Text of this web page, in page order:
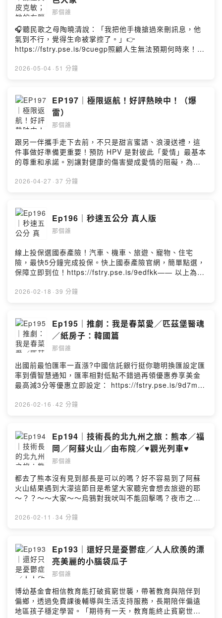
看到我覺得每個人都應該去看一下耶～不完全因為有BTS
的Jin，但包括。這個民宿真的是夢想中的遊樂場，如果不
是Netflix很難想像哪來的財力跟勇氣成就這個節目。「我
覺得怎麼可能～還是小看了」技術長。Jin真的救了這部實
境秀，Superstar那麼親民，事事親力親為，逆來順受。還
在奇案84動搖的時候，捍衛民宿法則～還是世界第一的
帥，真的是找不出缺點的男人耶，只剩單眼皮好挑剔(?)了
Army們擺第一真的是活該那麼紅！留言告訴我你對這一集
的想法：
https://open.firstory.me/user/ckx09c26k0rkw08617yd
m7024/commentsPowered by Firstory Hosting
那個誰
🎧聽民歌之母陶曉清說：「我把他手機搶過來刪訊息，他
氣到不行，覺得生命被掌控了。」👉
https://fstry.pse.is/9cuegp照顧人生無法預期何時來！
點擊連結，讓我們有機會不在照顧困境掙扎。—— 以上為
不知道這樣健不健康，但就是出不去。直到皮克敏。充滿
「儀式感」的皮克敏謝謝皮皮帶我走出來，希望我們可以
在走好長一段我其實一時都會注意跟精神疾病有關的書
籍，尤其是躁鬱症但大部分的書籍都很說教或是難以閱讀
但《她的右腦與粉紅色大象》是一本非常有內容，而且一
看就無法停下來。裡面所有跟躁鬱症有關的描述都讓我心
有戚戚焉，醫病關係、用藥過程也都是熟悉害怕又穿插好
笑我已經在看同一個作者 Nakao Eki Pacidal 《蕉葉與樹
的約定》留言告訴我你對這一集的想法：
2026-05-04 · 51 分鐘
EP197｜極限返航！好評熱映中！（爆
雷）
那個誰
跟另一伴攜手走下去前，不只是甜言蜜語、浪漫送禮，這
件事做好準備更重要！預防 HPV 是對彼此「愛情」最基本
的尊重和承諾。別讓對健康的傷害變成愛情的阻礙，為彼
展現你對愛的承諾。男女1+1 主動防禦HPV(人類乳突病
結果真的是Amaze Amaze Amaze這年頭一個人孤單可
以，但連個狗都沒有就是沒有人權我自願被發射單程到太
空拯救地球，但我想不出有什麼技能可以貢獻的洛基絕對
聲光視覺饗宴可以看電影，完整的極限返航故事可以看小
說。唯一可惜就是電影省略了小說裡太多的小故事。錄一
錄又想四刷了留言告訴我你對這一集的想法：Powered by
2026-04-27 · 37 分鐘
Ep196｜秒速五公分 真人版
那個誰
線上投保選國泰產險！汽車、機車、旅遊、寵物、住宅
險，最快5分鐘完成投保。快上國泰產險官網，簡單點選，
保障立即到位！https://fstry.pse.is/9edfkk—— 以上為
分補完計畫節目開始之前先跟Gemini道個歉...新海誠的動
花落下到底是不是秒速五公分先說，新添加的故事、分
鏡、敘事性都很棒。但那個畫面360p真的不行耶。那個修
圖修瘋了吧主題曲的部分，靈魂神曲：山崎將義〈One
more time, One more chance〉安心地保留下來。真人
版主題曲米津玄師〈1991〉想看電影的要快手衝戲院了，
查詢都剩一場次了！留言告訴我你對這一集的想法：
Powered by Firstory Hosting
2026-02-18 · 39 分鐘
Ep195｜推劇：我是春菜愛／匹茲堡醫魂
／紙房子：韓國篇
那個誰
出國前最怕匯率一直漲?中國信託銀行挺你聰明換匯設定匯
率到價智慧通知，匯率相對低點不錯過再領優惠券享美金
最高減3分等優惠立即設定： https://fstry.pse.is/9d7m9s
情況審慎投資。完整注意事項詳見網站資訊。—— 以上為
到本人就知道了。原本以為只是單純女裝的男大姊，看了
電影才知道，是從小一路比別人多好幾倍的堅韌努力換來
的。簡單說，如果不怕血跟不是膽小鬼，去看匹茲堡醫
魂！我是因為金智泰才看紙房子：韓國篇～假期漫漫長娛
樂首選我們的節目不只有塞車可以聽，平時也可以聽。留
言告訴我你對這一集的想法：Powered by Firstory
Hosting
2026-02-16 · 42 分鐘
Ep194｜技術長的北九州之旅：熊本／福
岡／阿蘇火山／由布院／♥️觀光列車♥️
那個誰
都去了熊本沒有見到部長是可以的嗎？好不容易到了阿蘇
火山結果遇到大濛這節目是希望大家聽完會想去旅遊的耶
～？？～～大家～～烏鴉對我吠叫不能回擊嗎？夜市之王
由布院的溫泉泡完皮膚可以滑一周---技術長附錄：九州JR
別府 (由布高原線)- 36+3 (Sanju-Roku plus San) ： 全
九州環狀路線 (分五天分段運行)- 雙星 4047 (Two Stars
4047) ： 武雄溫泉 — 長崎- 阿蘇男孩！ (Aso Boy!) ：
熊本 — 阿蘇 — 別府- 坐 A 列車去吧 (A-Train) ： 熊本
— 三角- 或る列車 (Aru Ressha) ： 博多 — 由布院 (視季
節變更區間)- 指宿之玉手箱 (Ibusuki no Tamatebako) ：
鹿兒島中央 — 指宿- 海幸山幸 (Umisachi Yamasachi) ：
2026-02-11 · 34 分鐘
Ep193｜還好只是憂鬱症／人人欣羨的漂
亮美麗的小腦袋瓜子
那個誰
博幼基金會相信教育能打破貧窮世襲，帶著教育與陪伴到
偏鄉，透過免費課後輔導與生活支持服務，長期陪伴偏遠
地區孩子穩定學習。「期待有一天，教育能終止貧窮世